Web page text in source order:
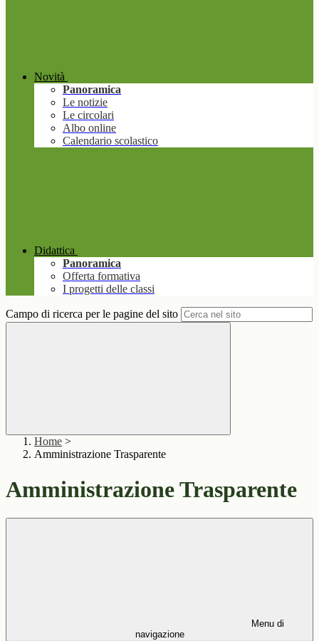
Novità
Panoramica
Le notizie
Le circolari
Albo online
Calendario scolastico
Didattica
Panoramica
Offerta formativa
I progetti delle classi
Campo di ricerca per le pagine del sito
Home >
Amministrazione Trasparente
Amministrazione Trasparente
Menu di
navigazione